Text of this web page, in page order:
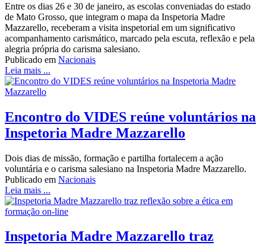
Entre os dias 26 e 30 de janeiro, as escolas conveniadas do estado
de Mato Grosso, que integram o mapa da Inspetoria Madre
Mazzarello, receberam a visita inspetorial em um significativo
acompanhamento carismático, marcado pela escuta, reflexão e pela
alegria própria do carisma salesiano.
Publicado em Nacionais
Leia mais ...
Encontro do VIDES reúne voluntários na
Inspetoria Madre Mazzarello
Dois dias de missão, formação e partilha fortalecem a ação
voluntária e o carisma salesiano na Inspetoria Madre Mazzarello.
Publicado em Nacionais
Leia mais ...
Inspetoria Madre Mazzarello traz